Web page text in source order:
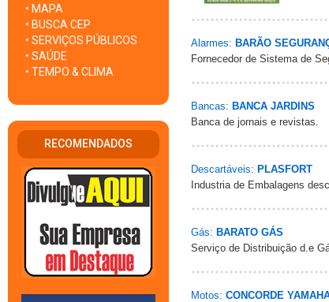
• MAPA
• BUSCA CEP
• SERVIÇOS PÚBLICOS
• SAÚDE
• TEMPO & CLIMA
RECOMENDADOS
Alarmes: BARÃO
Fornecedor de Sistema de
Bancas: BANCA JARDINS
Banca de jornais e revistas.
Descartáveis: PLASFORT
Industria de Embalagens
Gás: BARATO GÁS
Serviço de Distribuição d.e
Motos: CONCORDE